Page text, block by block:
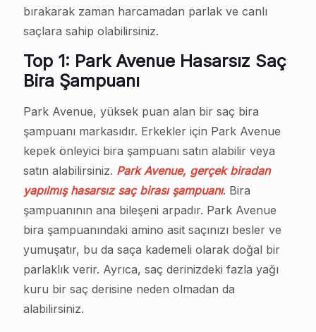
bırakarak zaman harcamadan parlak ve canlı
saçlara sahip olabilirsiniz.
Top 1: Park Avenue Hasarsız Saç
Bira Şampuanı
Park Avenue, yüksek puan alan bir saç bira
şampuanı markasıdır. Erkekler için Park Avenue
kepek önleyici bira şampuanı satın alabilir veya
satın alabilirsiniz. Park Avenue, gerçek biradan
yapılmış hasarsız saç birası şampuanı. Bira
şampuanının ana bileşeni arpadır. Park Avenue
bira şampuanındaki amino asit saçınızı besler ve
yumuşatır, bu da saça kademeli olarak doğal bir
parlaklık verir. Ayrıca, saç derinizdeki fazla yağı
kuru bir saç derisine neden olmadan da
alabilirsiniz.